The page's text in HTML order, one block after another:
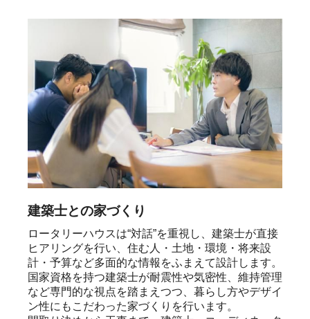
建築士との家づくり
ロータリーハウスは“対話”を重視し、建築士が直接
ヒアリングを行い、住む人・土地・環境・将来設
計・予算など多面的な情報をふまえて設計します。
国家資格を持つ建築士が耐震性や気密性、維持管理
など専門的な視点を踏まえつつ、暮らし方やデザイ
ン性にもこだわった家づくりを行います。